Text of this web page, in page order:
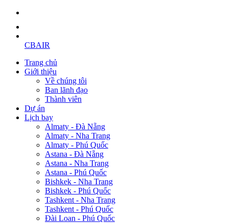
CBAIR
Trang chủ
Giới thiệu
Về chúng tôi
Ban lãnh đạo
Thành viên
Dự án
Lịch bay
Almaty - Đà Nẵng
Almaty - Nha Trang
Almaty - Phú Quốc
Astana - Đà Nẵng
Astana - Nha Trang
Astana - Phú Quốc
Bishkek - Nha Trang
Bishkek - Phú Quốc
Tashkent - Nha Trang
Tashkent - Phú Quốc
Đài Loan - Phú Quốc